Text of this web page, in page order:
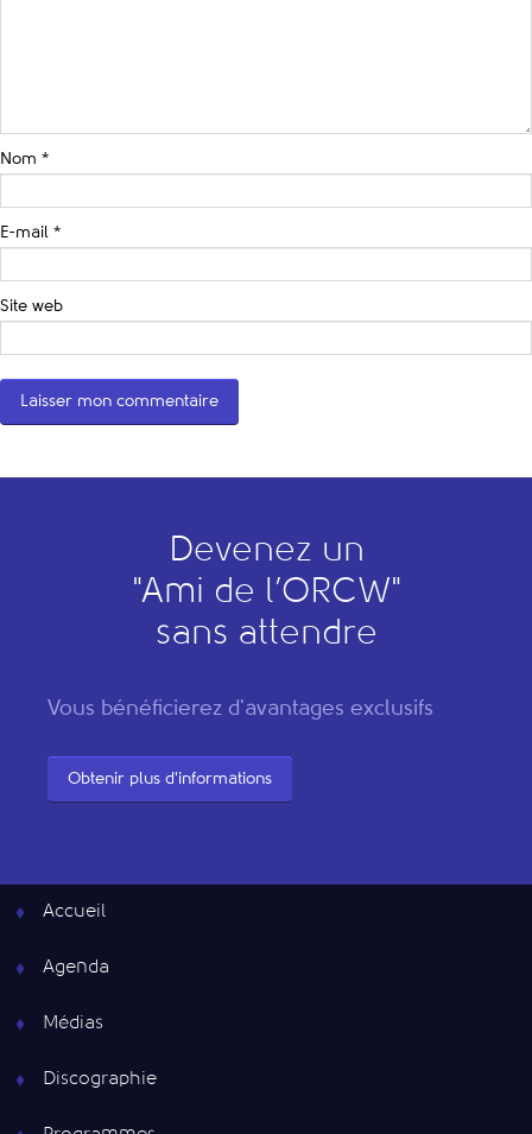
Nom *
E-mail *
Site web
Devenez un
"Ami de l’ORCW"
sans attendre
Vous bénéficierez d'avantages exclusifs
Obtenir plus d'informations
Accueil
Agenda
Médias
Discographie